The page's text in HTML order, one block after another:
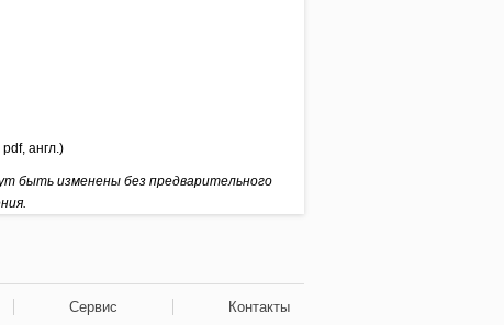
англ.)
быть изменены без предварительного
Сервис Контакты